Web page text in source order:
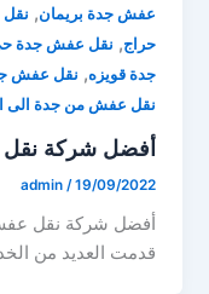
عفش جدة بريمان,
حراج, نقل عفش جدة
جدة قويزه, نقل عفش
نقل عفش من جدة الى
أفضل شركة نقل عفش
admin /19/09/2022
أفضل شركة نقل
قدمت العديد من